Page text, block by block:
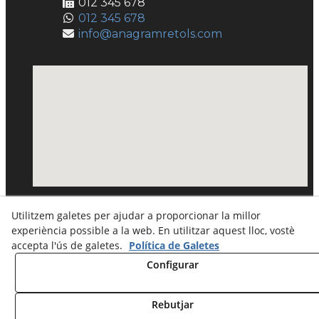
012 345 678
info@anagramretols.com
© 08/2026 Anagram RÃ¨tols - Tots els drets
Utilitzem galetes per ajudar a proporcionar la millor
experiència possible a la web. En utilitzar aquest lloc, vostè
accepta l'ús de galetes. Política de Galetes
Configurar
Rebutjar